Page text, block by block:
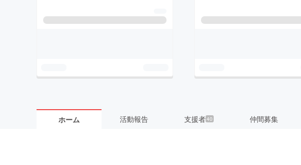
ホーム 活動報告 支援者40 仲間募集